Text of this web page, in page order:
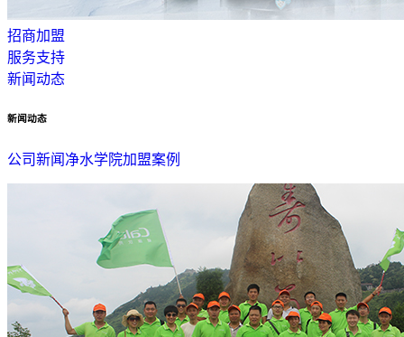
招商加盟
服务支持
新闻动态
新闻动态
公司新闻 净水学院加盟案例